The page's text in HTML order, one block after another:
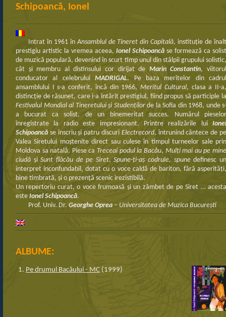
Schipoancă, Ionel
Intrat în 1961 înAnsamblul de Tineret din Capitală, instituţie de
prestigiu artistic la vremea aceea, Ionel Schipoancă se formează ca solist
de muzică populară, devenind în scurt timp unul din stâlpii grupului solistic,
cât şi membru al distinsului cor dirijat de Marin Constantin,
conducator al celebruluiMADRIGAL. Pe baza meritelor din cadrul
ansamblului I s-a conferit, încă din 1966,Meritul Cultural, clasa a II-
distincţie de răsunet, care i-a întărit prestigiul, fiind propus să participle la
Festivalul Mondial al Tineretului şi Studenţilorde la Sofia din 1968, unde s-
a bucurat ca solist, de un binemeritat succes. Numărul pieselor
înregistrate la radio este impresionant. Printre realizările lui Ionel
Schipoancă se înscriu şi patru discuri Electrecord, întrunind cântece de
Valea Siretului moştenite direct sau culese în timpul turneelor sale prin
Moldova sa natală. Piese caTreceai podul la Bacău, Mulţi mai au pe
ciudă şiSunt flăcău de pe Siret,Spune-ţi-aş codrule, spunedefinesc
interpret inconfundabil, dotat cu o voce caldă de bariton, fără asperităţi,
bine timbrată, şi o prezenţă scenic irezistibilă.
Un repertoriu curat, o voce frumoasă şi un zâmbet de pe Siret … acesta
este Ionel Schipoancă.
Prof. Univ. Dr. Georghe Oprea – Universitatea de Muzica Bucureşti
ALBUME:
Pe drumul Bacăului - MC (1999)